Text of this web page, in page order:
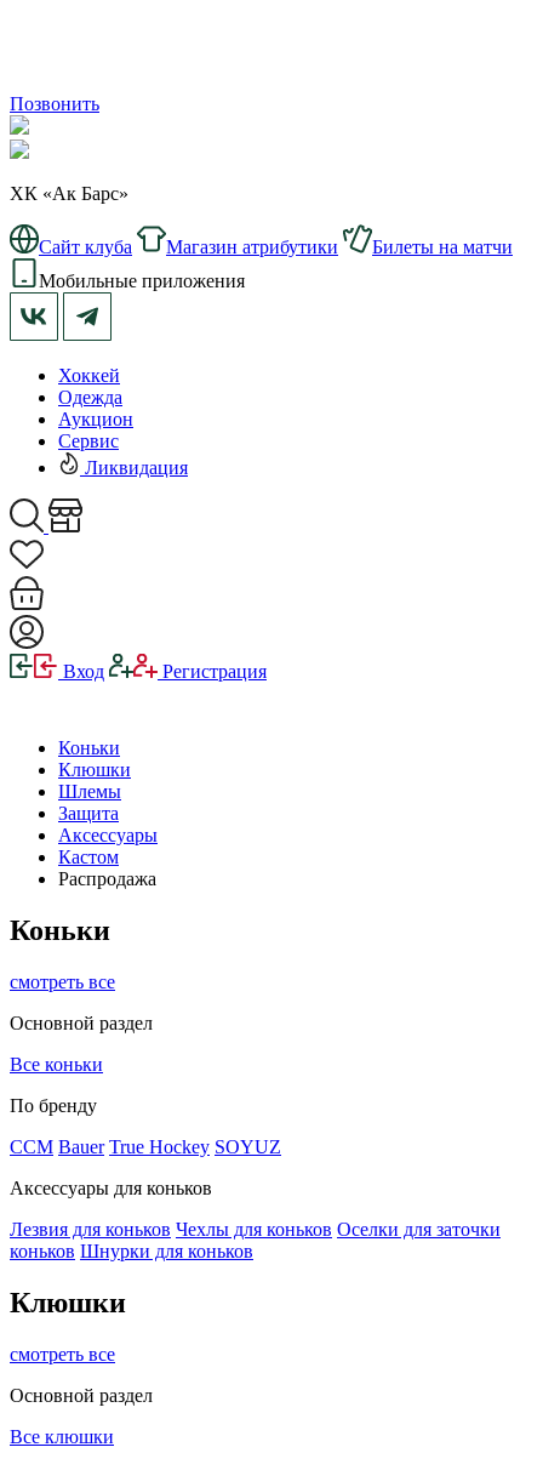
Позвонить
ХК «Ак Барс»
Сайт клуба Магазин атрибутики
Билеты на матчи
Мобильные приложения
Хоккей
Одежда
Аукцион
Сервис
Ликвидация
Вход Регистрация
Коньки
Клюшки
Шлемы
Защита
Аксессуары
Кастом
Распродажа
Коньки
смотреть все
Основной раздел
Все коньки
По бренду
ССМ Bauer True Hockey SOYUZ
Аксессуары для коньков
Лезвия для коньков Чехлы для коньков Оселки для заточки
коньков Шнурки для коньков
Клюшки
смотреть все
Основной раздел
Все клюшки